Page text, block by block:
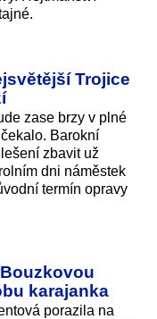
Trojice
zase brzy v plné
Barokní
zbavit už
dni náměstek
termín opravy
karajanka
porazila na